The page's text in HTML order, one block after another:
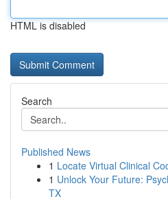
HTML is disabled
Search
Published News
1 Locate Virtual Clinical
1 Unlock Your Future:
TX